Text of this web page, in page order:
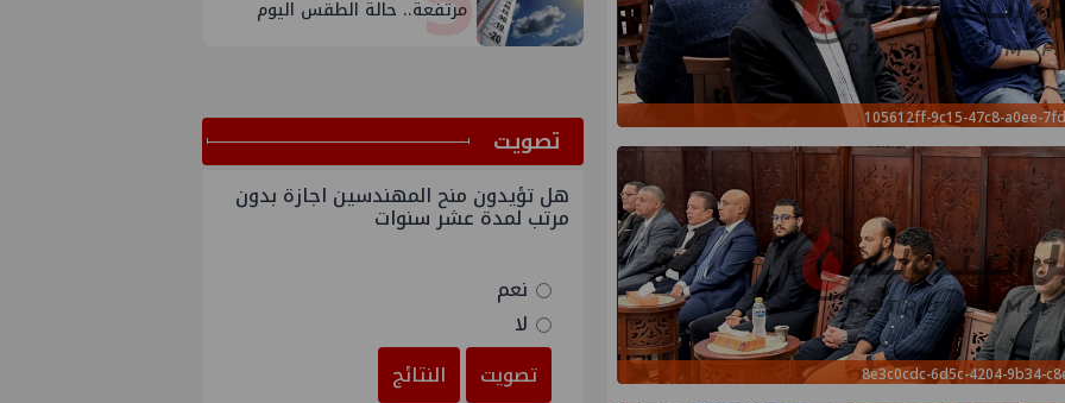
105612ff-9c15-47c8-a0ee-
8e3c0cdc-6d5c-4204-9b34-
مرتفعة.. حالة الطقس اليوم
ﺗﺼﻮﻳﺖ
هل تؤيدون منح المهندسين اجازة بدون
مرتب لمدة عشر سنوات
نعم
لا
تصويت
النتائج